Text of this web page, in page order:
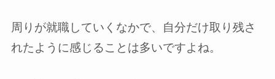
周りが就職していくなかで、自分だけ取り残さ
れたように感じることは多いですよね。